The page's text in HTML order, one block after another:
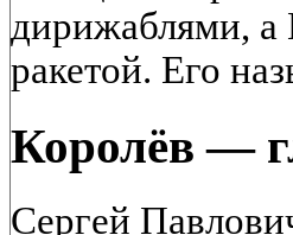
дирижаблями, а
ракетой. Его
Королёв —
Сергей